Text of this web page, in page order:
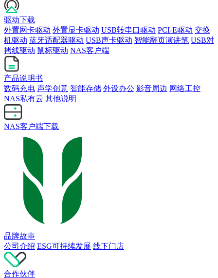
驱动下载
外置网卡驱动 外置显卡驱动 USB转串口驱动 PCI-E驱动 交换
机驱动 蓝牙适配器驱动 USB声卡驱动 智能翻页演讲笔 USB对
拷线驱动 鼠标驱动 NAS客户端
产品说明书
数码充电 声学创意 智能存储 外设办公 影音周边 网络工控
NAS私有云 其他说明
NAS客户端下载
品牌故事
公司介绍 ESG可持续发展 线下门店
合作伙伴